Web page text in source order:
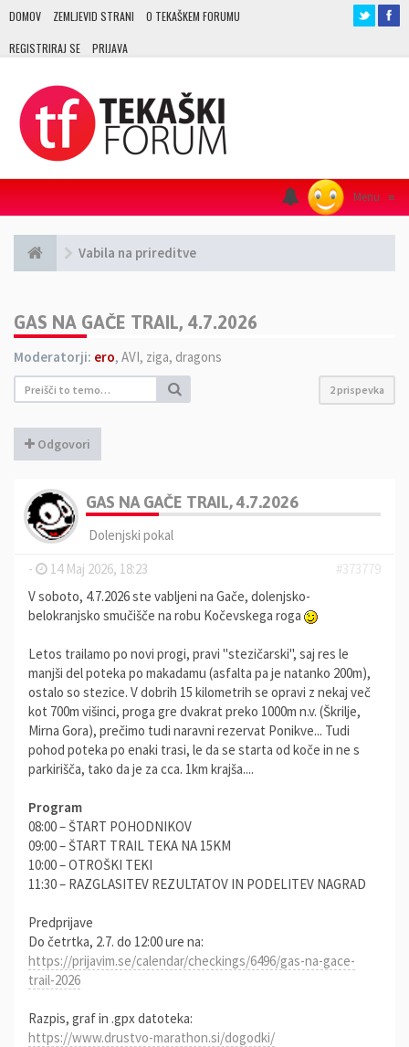
DOMOV ZEMLJEVID STRANI O TEKAŠKEM FORUMU
REGISTRIRAJ SE PRIJAVA
Menu ≡
Vabila na prireditve
GAS NA GAČE TRAIL, 4.7.2026
Moderatorji: ero, AVI, ziga, dragons
2 prispevka
Odgovori
GAS NA GAČE TRAIL, 4.7.2026
Dolenjski pokal
-
14 Maj 2026, 18:23
#373779
V soboto, 4.7.2026 ste vabljeni na Gače, dolenjsko-
belokranjsko smučišče na robu Kočevskega roga
Letos trailamo po novi progi, pravi "stezičarski", saj res le
manjši del poteka po makadamu (asfalta pa je natanko 200m),
ostalo so stezice. V dobrih 15 kilometrih se opravi z nekaj več
kot 700m višinci, proga gre dvakrat preko 1000m n.v. (Škrilje,
Mirna Gora), prečimo tudi naravni rezervat Ponikve... Tudi
pohod poteka po enaki trasi, le da se starta od koče in ne s
parkirišča, tako da je za cca. 1km krajša....
Program
08:00 – ŠTART POHODNIKOV
09:00 – ŠTART TRAIL TEKA NA 15KM
10:00 – OTROŠKI TEKI
11:30 – RAZGLASITEV REZULTATOV IN PODELITEV NAGRAD
Predprijave
Do četrtka, 2.7. do 12:00 ure na:
https://prijavim.se/calendar/checkings/6496/gas-na-gace-
trail-2026
Razpis, graf in .gpx datoteka:
https://www.drustvo-marathon.si/dogodki/